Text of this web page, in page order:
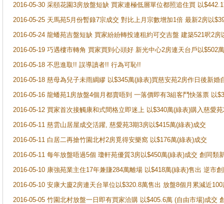
2016-05-30 采頤花園3房放盤短缺 買家連極低層單位都照追住買 以
2016-05-25 天馬苑5月份暫錄7宗成交 對比上月宗數增加1倍 最新2房以
2016-05-24 龍蟠苑吉盤短缺 買家紛紛轉投連租約可交吉盤 建築521呎2房
2016-05-19 巧遇樓市轉角 買家買到心頭好 新光中心2房連天台戶以$502
2016-05-18 不思進取!! 誤導讀者!! 行為可恥!!
2016-05-18 慈母為兒子未雨綢繆 以$345萬(綠表)買慈安苑2房作日後新婚
2016-05-16 龍蟠苑1房放盤4個月都賣唔到 一落價即有3組客鬥快落票 以
2016-05-12 買家首次接觸康和式間格立即迷上 以$340萬(綠表)購入慈愛
2016-05-11 慈雲山居屋成交活躍, 慈愛苑3期3房以$415萬(綠表)成交
2016-05-11 白居二再搶竹園北村2房覓得安樂窩 以$176萬(綠表)成交
2016-05-11 每年放盤唔過5個 瓊軒苑優質3房以$450萬(綠表)成交 創同類
2016-05-10 康強苑業主住17年兼賺284萬離場 以$418萬(綠表)售出 逆市
2016-05-10 安康大廈2房連天台單位以$320.8萬售出 放盤8個月累減近100
2016-05-05 竹園北村放盤一日即有買家洽購 以$405.6萬 (自由市場)成交